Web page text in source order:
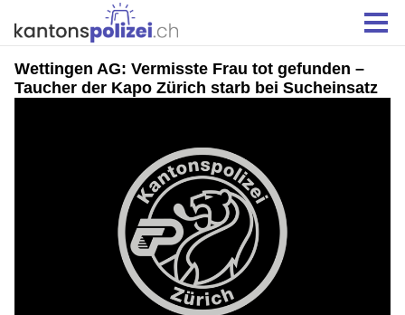
Wettingen AG: Vermisste Frau tot gefunden –
Taucher der Kapo Zürich starb bei Sucheinsatz